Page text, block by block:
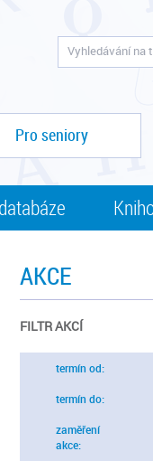
Pro seniory
AKCE
FILTR AKCÍ
termín od:
termín do:
zaměření
akce: